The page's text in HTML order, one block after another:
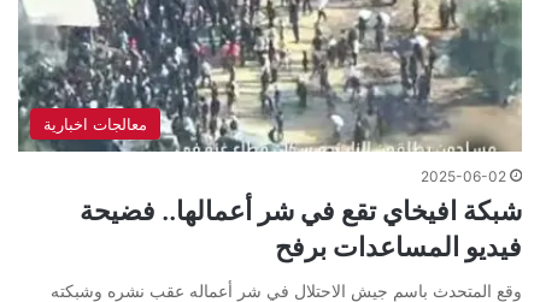
معالجات اخبارية
2025-06-02
شبكة افيخاي تقع في شر أعمالها.. فضيحة
فيديو المساعدات برفح
وقع المتحدث باسم جيش الاحتلال في شر أعماله عقب نشره وشبكته